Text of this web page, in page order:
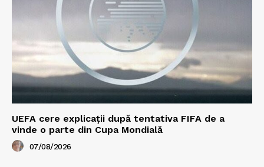
UEFA cere explicații după tentativa FIFA de a
vinde o parte din Cupa Mondială
07/08/2026